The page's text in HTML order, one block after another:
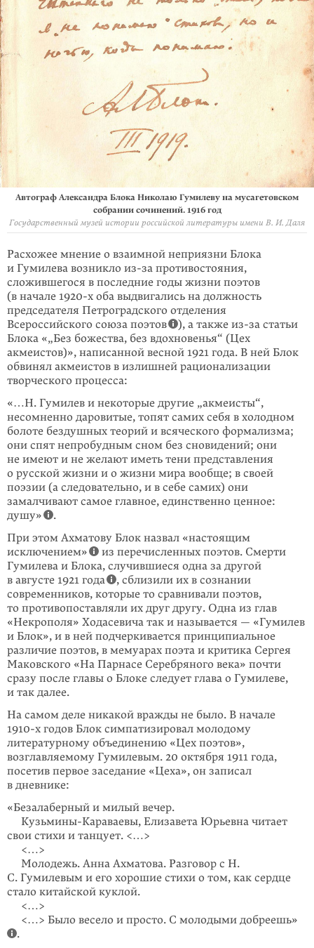
Автограф Александра Блока Николаю Гумилеву на мусагетовском
собрании сочинений. 1916 год
Государственный музей истории российской литературы имени В. И. Даля
Расхожее мнение о взаимной неприязни Блока
и Гумилева возникло из-за противостояния,
сложившегося в последние годы жизни поэтов
(в начале 1920-х оба выдвигались на должность
председателя Петроградского отделения
Всероссийского союза поэтов
), а также из-за статьи
Блока «„Без божества, без вдохновенья“ (Цех
акмеистов)», написанной весной 1921 года. В ней Блок
обвинял акмеистов в излишней рационализации
творческого процесса:
«…Н. Гумилев и некоторые другие „акмеисты“,
несомненно даровитые, топят самих себя в холодном
болоте бездушных теорий и всяческого формализма;
они спят непробудным сном без сновидений; они
не имеют и не желают иметь тени представления
о русской жизни и о жизни мира вообще; в своей
поэзии (а следовательно, и в себе самих) они
замалчивают самое главное, единственно ценное:
душу»
.
При этом Ахматову Блок назвал «настоящим
исключением»
из перечис­ленных поэтов. Смерти
Гумилева и Блока, случившиеся одна за другой
в августе 1921 года
, сблизили их в сознании
современников, которые то сравнивали поэтов,
то противопоставляли их друг другу. Одна из глав
«Некрополя» Ходасевича так и называется — «Гумилев
и Блок», и в ней подчеркивается принципиальное
различие поэтов, в мемуарах поэта и критика Сергея
Маковского «На Парнасе Серебряного века» почти
сразу после главы о Блоке следует глава о Гумилеве,
и так далее.
На самом деле никакой вражды не было. В начале
1910-х годов Блок симпати­зировал молодому
литературному объединению «Цех поэтов»,
возглавляемому Гумилевым. 20 октября 1911 года,
посетив первое заседание «Цеха», он записал
в дневнике:
«Безалаберный и милый вечер.
Кузьмины-Караваевы, Елизавета Юрьевна читает
свои стихи и танцует. <…>
<…>
Молодежь. Анна Ахматова. Разговор с H.
С. Гумилевым и его хорошие стихи о том, как сердце
стало китайской куклой.
<…>
<…> Было весело и просто. С молодыми добреешь»
.